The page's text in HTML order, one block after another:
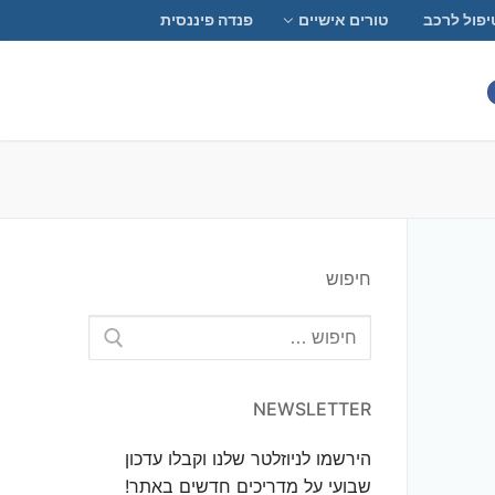
לרכב טורים אישיים פנדה פיננסית
חיפוש
NEWSLETTER
הירשמו לניוזלטר שלנו וקבלו עדכון
שבועי על מדריכים חדשים באתר!